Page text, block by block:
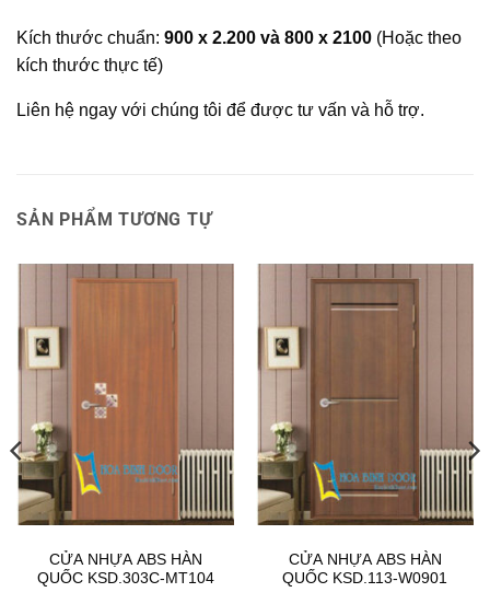
Kích thước chuẩn: 900 x 2.200 và 800 x 2100 (Hoặc theo
kích thước thực tế)
Liên hệ ngay với chúng tôi để được tư vấn và hỗ trợ.
SẢN PHẨM TƯƠNG TỰ
CỬA NHỰA ABS HÀN
QUỐC KSD.303C-MT104
CỬA NHỰA ABS HÀN
QUỐC KSD.113-W0901